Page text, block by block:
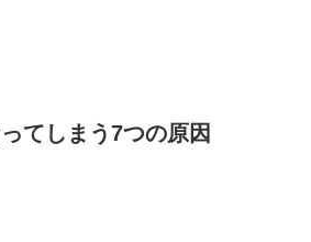
てしまう7つの原因